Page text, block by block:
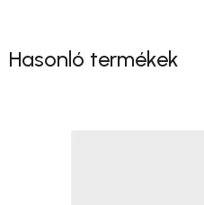
Hasonló termékek